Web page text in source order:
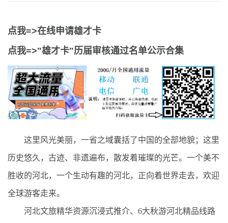
点我=>在线申请雄才卡
点我=>"雄才卡"历届审核通过名单公示合集
这里风光美丽，一省之域囊括了中国的全部地貌；这里
历史悠久，古迹、非遗遍布，散发着璀璨的光芒。一个美不
胜收的河北，一个生动有趣的河北，正向着世界走去，欢迎
全球游客走来。
河北文旅精华资源沉浸式推介、6大秋游河北精品线路